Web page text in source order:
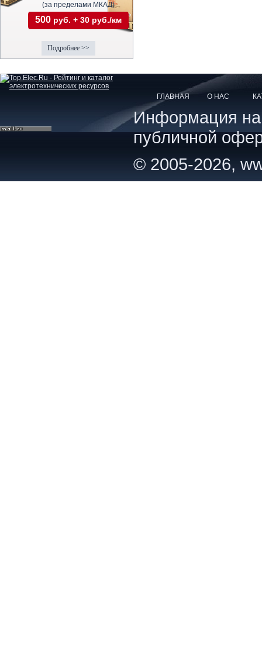
(за пределами МКАД)
500 руб. + 30 руб./км
Подробнее >>
ГЛАВНАЯ О НАС
Информация на
публичной
© 2005-2026,